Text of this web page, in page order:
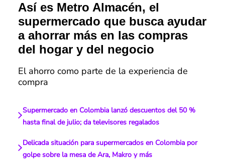
Así es Metro Almacén, el
supermercado que busca ayudar
a ahorrar más en las compras
del hogar y del negocio
El ahorro como parte de la experiencia de
compra
Supermercado en Colombia lanzó descuentos del 50 %
hasta final de julio; da televisores regalados
Delicada situación para supermercados en Colombia por
golpe sobre la mesa de Ara, Makro y más